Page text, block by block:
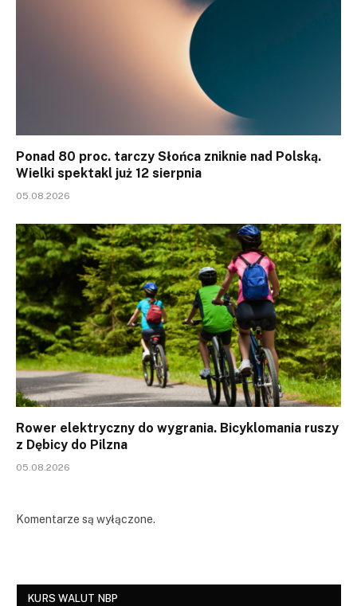
Ponad 80 proc. tarczy Słońca zniknie nad Polską.
Wielki spektakl już 12 sierpnia
05.08.2026
Rower elektryczny do wygrania. Bicyklomania ruszy
z Dębicy do Pilzna
05.08.2026
Komentarze są wyłączone.
KURS WALUT NBP